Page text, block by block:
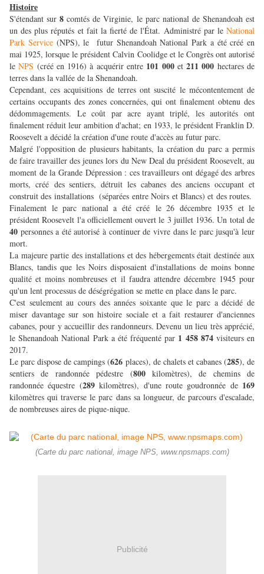
Histoire
S'étendant sur8comtés de Virginie, le parc national de Shenandoah est
un des plus réputés et fait la fierté de l'État. Administré par le National
Park Service(NPS), le futur Shenandoah National Park a été créé en
mai 1925, lorsque le président Calvin Coolidge et le Congrès ont autorisé
leNPS (créé en 1916) à acquérir entre 101 000et211 000 hectares de
terres dans la vallée de la Shenandoah.
Cependant, ces acquisitions de terres ont suscité le mécontentement de
certains occupants des zones concernées, qui ont finalement obtenu des
dédommagements. Le coût par acre ayant triplé, les autorités ont
finalement réduit leur ambition d'achat; en 1933, le président Franklin D.
Roosevelt a décidé la création d'une route d'accès au futur parc.
Malgré l'opposition de plusieurs habitants, la création du parc a permis
de faire travailler des jeunes lors du New Deal du président Roosevelt, au
moment de la Grande Dépression : ces travailleurs ont dégagé des arbres
morts, créé des sentiers, détruit les cabanes des anciens occupant et
construit des installations (séparées entre Noirs et Blancs) et des routes.
Finalement le parc national a été créé le 26 décembre 1935 et le
président Roosevelt l'a officiellement ouvert le 3 juillet 1936. Un total de
40 personnes a été autorisé à continuer de vivre dans le parc jusqu'à leur
mort.
La majeure partie des installations et des hébergements était destinée aux
Blancs, tandis que les Noirs disposaient d'installations de moins bonne
qualité et moins nombreuses et il faudra attendre décembre 1945 pour
qu'un lent processus de déségrégation se mette en place dans le parc.
C'est seulement au cours des années soixante que le parc a décidé de
miser davantage sur son histoire sociale et a fait restaurer d'anciennes
cabanes, pour y accueillir des randonneurs. Devenu un lieu très apprécié,
le Shenandoah National Park a été fréquenté par 1 458 874visiteurs en
2017.
Le parc dispose de campings (626 places), de chalets et cabanes (285), de
sentiers de randonnée pédestre (800 kilomètres), de chemins de
randonnée équestre (289kilomètres), d'une route goudronnée de 169
kilomètres qui traverse le parc dans sa longueur, de parcours d'escalade,
de nombreuses aires de pique-nique.
(Carte du parc national, image NPS, www.npsmaps.com)
Publicité